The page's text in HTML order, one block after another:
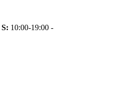
S: 10:00-19:00 -